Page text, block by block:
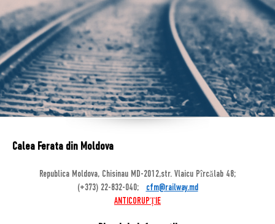
Calea Ferata din Moldova
Republica Moldova, Chisinau MD-2012,str. Vlaicu Pîrcălab 48;
(+373) 22-832-040;
cfm@railway.md
ANTICORUPȚIE